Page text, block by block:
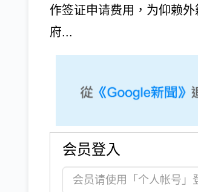
作签证申请费用，为仰赖
府...
会员登入